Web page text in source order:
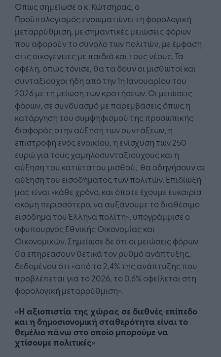
Όπως σημείωσε ο κ. Κώτσηρας, ο
Προϋπολογισμός ενσωματώνει τη φορολογική
μεταρρύθμιση, με σημαντικές μειώσεις φόρων
που αφορούν το σύνολο των πολιτών, με έμφαση
στις οικογένειες με παιδιά και τους νέους. Τα
οφέλη, όπως τόνισε, θα τα δουν οι μισθωτοί και
συνταξιούχοι ήδη από την 1η Ιανουαρίου του
2026 με τη μείωση των κρατήσεων. Οι μειώσεις
φόρων, σε συνδυασμό με παρεμβάσεις όπως η
κατάργηση του συμψηφισμού της προσωπικής
διαφοράς στην αύξηση των συντάξεων, η
επιστροφή ενός ενοικίου, η ενίσχυση των 250
ευρώ για τους χαμηλοσυνταξιούχους και η
αύξηση του κατώτατου μισθού, θα οδηγήσουν σε
αύξηση του εισοδήματος των πολιτών. Επιδίωξή
μας είναι «κάθε χρόνο, και όποτε έχουμε ευκαιρία
ακόμη περισσότερο, να αυξάνουμε το διαθέσιμο
εισόδημα του Έλληνα πολίτη», υπογράμμισε ο
υφυπουργός Εθνικής Οικονομίας και
Οικονομικών. Σημείωσε δε ότι οι μειώσεις φόρων
θα επηρεάσουν θετικά τον ρυθμό ανάπτυξης,
δεδομένου ότι «από το 2,4% της ανάπτυξης που
προβλέπεται για το 2026, το 0,6% οφείλεται στη
φορολογική μεταρρύθμιση».
«Η αξιοπιστία της χώρας σε διεθνές επίπεδο
και η δημοσιονομική σταθερότητα είναι το
θεμέλιο πάνω στο οποίο μπορούμε να
χτίσουμε πολιτικές»